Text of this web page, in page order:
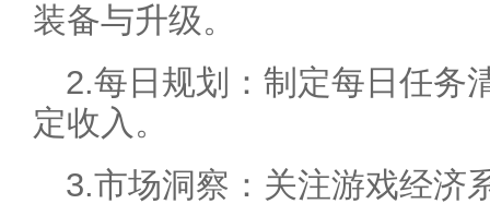
装备与升级。
2.每日规划：制定每日任务
定收入。
3.市场洞察：关注游戏经济